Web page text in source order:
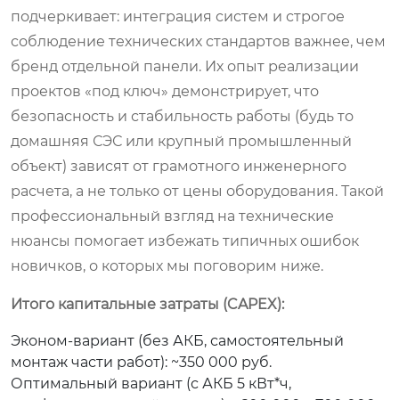
подчеркивает: интеграция систем и строгое
соблюдение технических стандартов важнее, чем
бренд отдельной панели. Их опыт реализации
проектов «под ключ» демонстрирует, что
безопасность и стабильность работы (будь то
домашняя СЭС или крупный промышленный
объект) зависят от грамотного инженерного
расчета, а не только от цены оборудования. Такой
профессиональный взгляд на технические
нюансы помогает избежать типичных ошибок
новичков, о которых мы поговорим ниже.
Итого капитальные затраты (CAPEX):
Эконом-вариант (без АКБ, самостоятельный
монтаж части работ): ~350 000 руб.
Оптимальный вариант (с АКБ 5 кВт*ч,